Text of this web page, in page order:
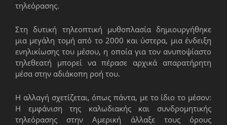
τηλεόρασης.
Στη δυτική τηλεοπτική μυθοπλασία δημιουργήθηκε
μια μεγάλη τομή από το 2000 και ύστερα, μια ένδειξη
ενηλικίωσης του μέσου, η οποία για τον ανυποψίαστο
τηλεθεατή μπορεί να πέρασε αρχικά απαρατήρητη
μέσα στην αδιάκοπη ροή του.
Η αλλαγή σχετίζεται, όπως πάντα, με το ίδιο το μέσον:
Η εμφάνιση της καλωδιακής και συνδρομητικής
τηλεόρασης στην Αμερική άλλαξε τους όρους